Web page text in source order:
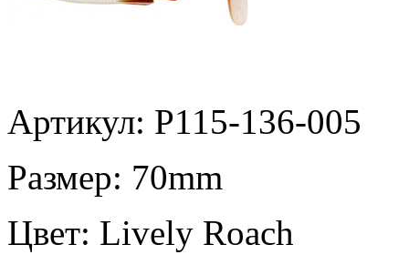
Артикул: P115-136-005
Размер: 70mm
Цвет: Lively Roach